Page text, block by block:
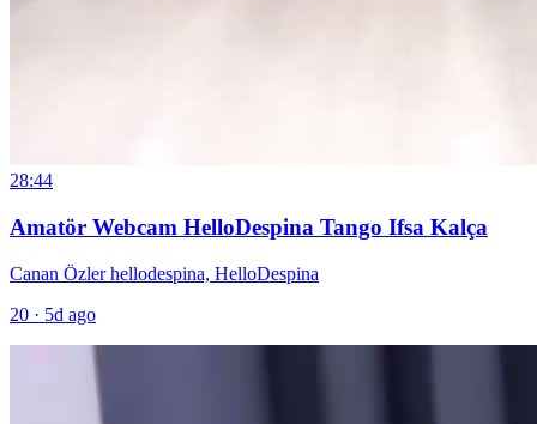
28:44
Amatör Webcam HelloDespina Tango Ifsa Kalça
Canan Özler hellodespina, HelloDespina
20 · 5d ago